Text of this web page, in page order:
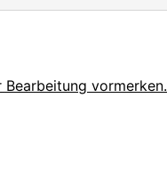
vormerken.